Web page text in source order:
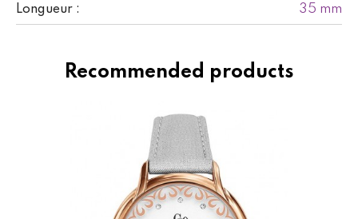
Longueur : 35 mm
Recommended products